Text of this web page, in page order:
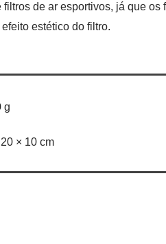
de ar esportivos, já que
estético do filtro.
g
× 10 cm